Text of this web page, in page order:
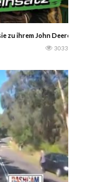
zu ihrem John Deere 7810
3033